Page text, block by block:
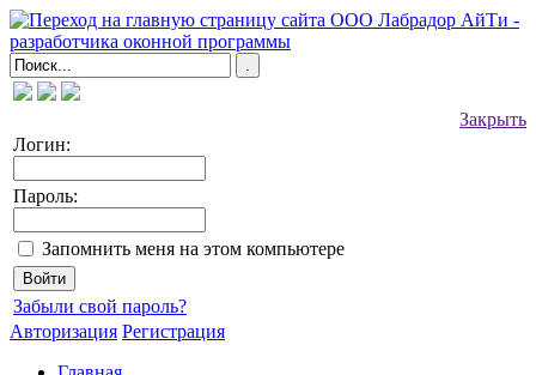
Закрыть
Логин:
Пароль:
Запомнить меня на этом компьютере
Забыли свой пароль?
Авторизация Регистрация